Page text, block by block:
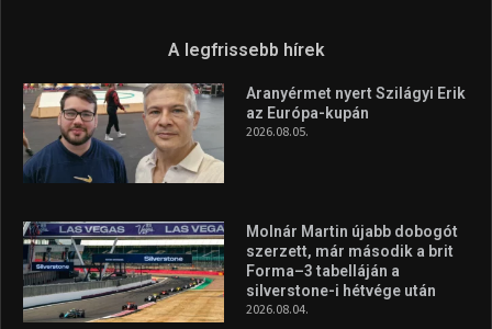
A legfrissebb hírek
Aranyérmet nyert Szilágyi Erik
az Európa-kupán
2026.08.05.
Molnár Martin újabb dobogót
szerzett, már második a brit
Forma–3 tabelláján a
silverstone-i hétvége után
2026.08.04.